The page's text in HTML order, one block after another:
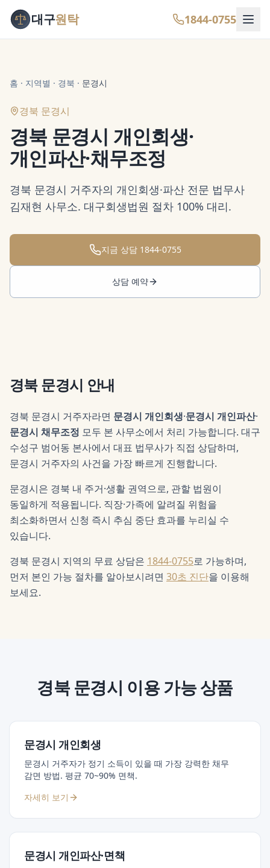
대구원탁 1844-0755
홈 · 지역별 · 경북 · 문경시
경북 문경시
경북 문경시 개인회생·
개인파산·채무조정
경북 문경시 거주자의 개인회생·파산 전문 법무사
김재현 사무소. 대구회생법원 절차 100% 대리.
지금 상담 1844-0755
상담 예약
경북 문경시 안내
경북 문경시 거주자라면 문경시 개인회생·문경시 개인파산·
문경시 채무조정 모두 본 사무소에서 처리 가능합니다. 대구
수성구 범어동 본사에서 대표 법무사가 직접 상담하며,
문경시 거주자의 사건을 가장 빠르게 진행합니다.
문경시은 경북 내 주거·생활 권역으로, 관할 법원이
동일하게 적용됩니다. 직장·가족에 알려질 위험을
최소화하면서 신청 즉시 추심 중단 효과를 누리실 수
있습니다.
경북 문경시 지역의 무료 상담은 1844-0755로 가능하며,
먼저 본인 가능 절차를 알아보시려면 30초 진단을 이용해
보세요.
경북 문경시 이용 가능 상품
문경시 개인회생
문경시 거주자가 정기 소득이 있을 때 가장 강력한 채무
감면 방법. 평균 70~90% 면책.
자세히 보기
문경시 개인파산·면책